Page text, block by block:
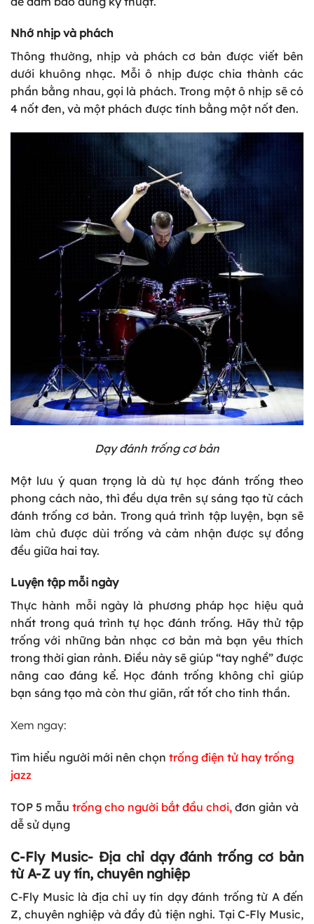
Nhớ nhịp và phách
Thông thường, nhịp và phách cơ bản được viết bên
dưới khuông nhạc. Mỗi ô nhịp được chia thành các
phần bằng nhau, gọi là phách. Trong một ô nhịp sẽ có
4 nốt đen, và một phách được tính bằng một nốt đen.
Dạy đánh trống cơ bản
Một lưu ý quan trọng là dù tự học đánh trống theo
phong cách nào, thì đều dựa trên sự sáng tạo từ cách
đánh trống cơ bản. Trong quá trình tập luyện, bạn sẽ
làm chủ được dùi trống và cảm nhận được sự đồng
đều giữa hai tay.
Luyện tập mỗi ngày
Thực hành mỗi ngày là phương pháp học hiệu quả
nhất trong quá trình tự học đánh trống. Hãy thử tập
trống với những bản nhạc cơ bản mà bạn yêu thích
trong thời gian rảnh. Điều này sẽ giúp “tay nghề” được
nâng cao đáng kể. Học đánh trống không chỉ giúp
bạn sáng tạo mà còn thư giãn, rất tốt cho tinh thần.
Xem ngay:
Tìm hiểu người mới nên chọn trống điện tử hay trống
jazz
TOP 5 mẫu trống cho người bắt đầu chơi, đơn giản và
dễ sử dụng
C-Fly Music- Địa chỉ dạy đánh trống cơ bản
từ A-Z uy tín, chuyên nghiệp
C-Fly Music là địa chỉ uy tín dạy đánh trống từ A đến
Z, chuyên nghiệp và đầy đủ tiện nghi. Tại C-Fly Music,